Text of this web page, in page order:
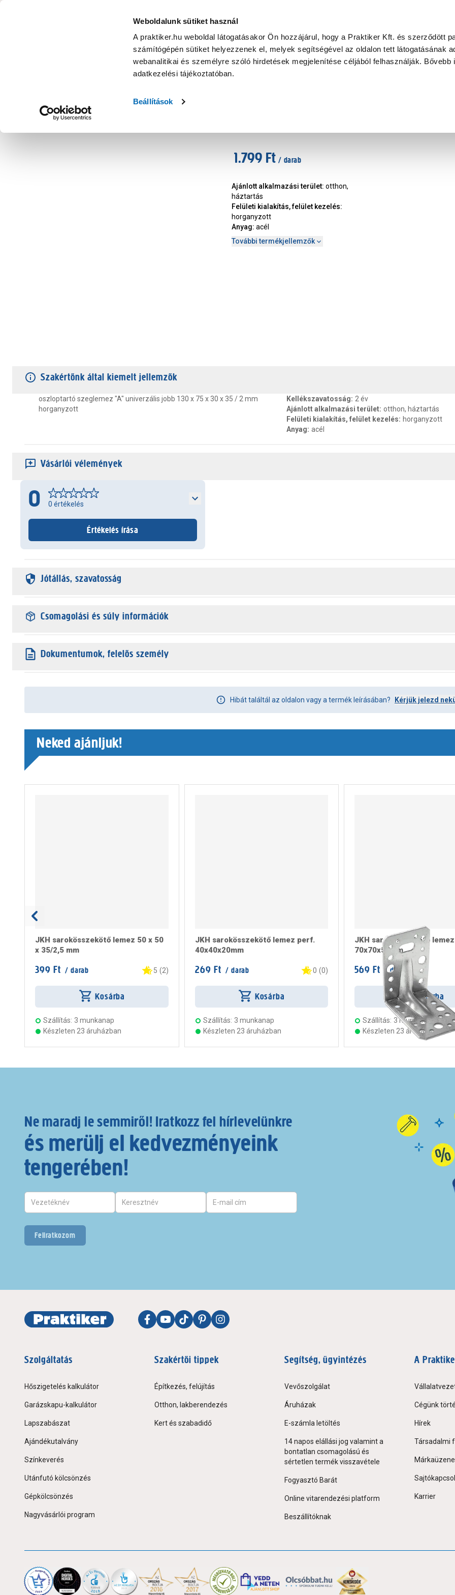
Weboldalunk sütiket használ
A praktiker.hu weboldal látogatásakor Ön hozzájárul, hogy a Praktiker Kft. és szerződött
számítógépén sütiket helyezzenek el, melyek segítségével az oldalon tett látogatásának
webanalitikai és személyre szóló hirdetések megjelenítése céljából felhasználják. Bővebb
adatkezelési tájékoztatóban.
Beállítások
KATEGÓRIÁK
Nyereményjáték Praktiker Professional Szakiajánló Ügyintézés és Információ
1.799 Ft / darab
Ajánlott alkalmazási terület: otthon,
háztartás
Felületi kialakítás, felület kezelés:
horganyzott
Anyag: acél
További termékjellemzők
Szakértőnk által kiemelt jellemzők
oszloptartó szeglemez "A" univerzális jobb 130 x 75 x 30 x 35 / 2 mm
horganyzott
Kellékszavatosság: 2 év
Ajánlott alkalmazási terület: otthon, háztartás
Felületi kialakítás, felület kezelés: horganyzott
Anyag: acél
Vásárlói vélemények
0 0 értékelés
Értékelés írása
Jótállás, szavatosság
Csomagolási és súly információk
Dokumentumok, felelős személy
Hibát találtál az oldalon vagy a termék leírásában? Kérjük jelezd
Neked ajánljuk!
JKH sarokösszekötő lemez 50 x 50
x 35/2,5 mm
399 Ft / darab 5 (2)
Kosárba
Szállítás: 3 munkanap
Készleten 23 áruházban
JKH sarokösszekötő lemez perf.
40x40x20mm
269 Ft / darab 0 (0)
Kosárba
Szállítás: 3 munkanap
Készleten 23 áruházban
JKH sarokösszekötő
70x70x55mm
569 Ft / darab
Kosárba
Szállítás: 3 munkanap
Készleten 23 áruházban
Ne maradj le semmiről! Iratkozz fel hírlevelünkre
és merülj el kedvezményeink
tengerében!
Feliratkozom
Szolgáltatás
Hőszigetelés kalkulátor
Garázskapu-kalkulátor
Lapszabászat
Ajándékutalvány
Színkeverés
Utánfutó kölcsönzés
Gépkölcsönzés
Nagyvásárlói program
Szakértői tippek
Építkezés, felújítás
Otthon, lakberendezés
Kert és szabadidő
Segítség, ügyintézés
Vevőszolgálat
Áruházak
E-számla letöltés
14 napos elállási jog valamint a
bontatlan csomagolású és
sértetlen termék visszavétele
Fogyasztó Barát
Online vitarendezési platform
Beszállítóknak
A
Cégünk
Hírek
Társadalmi
Karrier